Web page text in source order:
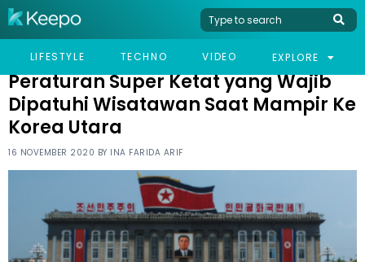
LIFESTYLE TECHNO VIDEO EXPLORE
HOME TRAVEL
PERATURAN SUPER KETAT YANG WAJIB DIPATUHI WISATAWAN
Peraturan Super Ketat yang Wajib
Dipatuhi Wisatawan Saat Mampir Ke
Korea Utara
16 NOVEMBER 2020 BY INA FARIDA ARIF